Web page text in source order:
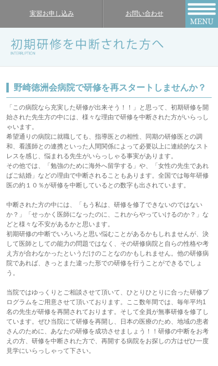
実習お申し込み お問い合わせ
野崎徳洲会病院で研修を再スタートしませんか？
「この病院なら充実した研修が出来そう！！」と思って、初期研修を開
始された先生方の中には、様々な理由で研修を中断された方がいらっし
ゃいます。
希望通りの病院に就職しても、指導医との相性、同期の研修医との調
和、看護師との連携といった人間関係によって必要以上に連続的なスト
レスを感じ、悩まれる先生がいらっしゃる事実があります。
その他では、「勉強のために海外へ留学する」や、「女性の先生であれ
ばご結婚」などの理由で中断されることもあります。全国では毎年研修
医の約１０％が研修を中断しているとの数字も出されています。
中断された方の中には、「もう私は、研修を修了できないのではない
か？」「せっかく医師になったのに、これからやっていけるのか？」な
どと様々な不安があるかと思います。
初期研修の中断でいろいろと思い悩むことがあるかもしれませんが、決
して医師としての能力の問題ではなく、その研修病院と自らの性格や考
え方が合わなかったというだけのことなのかもしれません。他の研修病
院であれば、きっとまた違った形での研修を行うことができるでしょ
う。
当院ではゆっくりとご相談させて頂いて、ひとりひとりに合った研修プ
ログラムをご用意させて頂いております。ここ数年間では、毎年平均1
名の先生が研修を再開されております。そして全員が無事研修を修了し
ています。ぜひ当院にて研修を再開し、日本の医療のため、地域の患者
さんのために、あなたの研修を成功させましょう！！研修の中断をお考
えの方、研修を中断された方で、再開する病院をお探しの方はぜひ一度
見学にいらっしゃって下さい。